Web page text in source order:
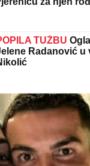
TUŽBU
Radanović u